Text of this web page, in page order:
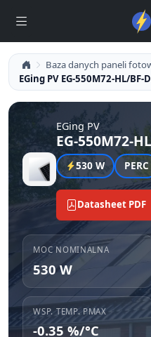
Baza danych paneli
EGing PV EG-550M72-HL/BF-
EGing PV
EG-550M72-
530 W PERC
Datasheet PDF
MOC NOMINALNA
530 W
WSP. TEMP. PMAX
-0.35 %/°C